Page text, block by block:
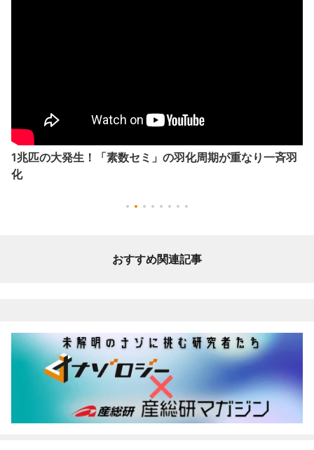
1兆匹の大発生！「素数セミ」の羽化周期が重なり一斉羽
化
おすすめ関連記事